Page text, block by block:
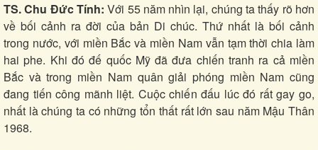
TS. Chu Đức Tính:Với 55 năm nhìn lại, chúng ta thấy rõ hơn
về bối cảnh ra đời của bản Di chúc. Thứ nhất là bối cảnh
trong nước, với miền Bắc và miền Nam vẫn tạm thời chia làm
hai phe. Khi đó đế quốc Mỹ đã đưa chiến tranh ra cả miền
Bắc và trong miền Nam quân giải phóng miền Nam cũng
đang tiến công mãnh liệt. Cuộc chiến đấu lúc đó rất gay go,
nhất là chúng ta có những tổn thất rất lớn sau năm Mậu Thân
1968.